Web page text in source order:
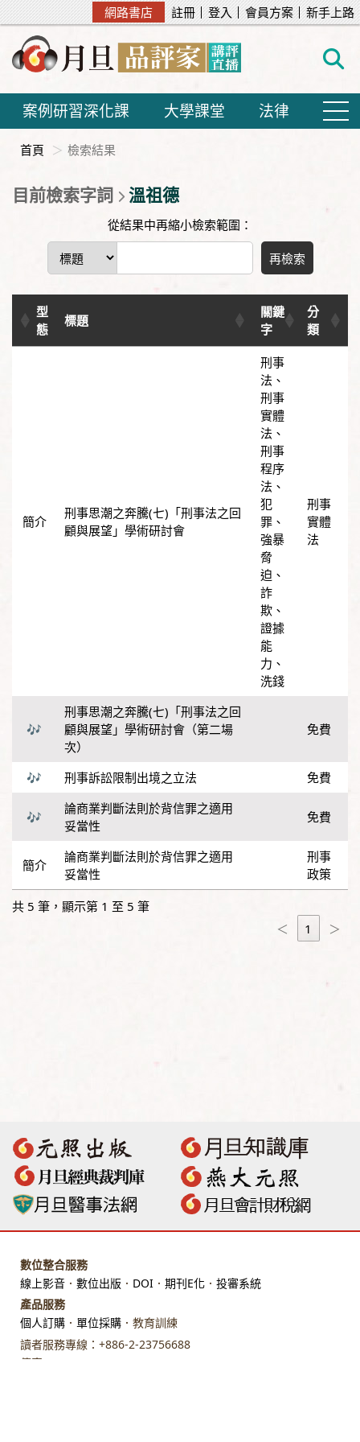
網路書店 註冊 登入 會員方案 新手上路
案例研習深化課 大學課堂 法律
首頁 檢索結果
目前檢索字詞 溫祖德
從結果中再縮小檢索範圍：
再檢索
型
態
標題
關鍵
字
分
類
刑事思潮之奔騰(七)「刑事法之回
顧與展望」學術研討會
刑事
法 、
刑事
實體
法 、
刑事
程序
法 、
犯
罪 、
強暴
脅
迫 、
詐
欺 、
證據
能
力 、
洗錢
刑事
實體
法
刑事思潮之奔騰(七)「刑事法之回
顧與展望」學術研討會（第二場
次）
免費
刑事訴訟限制出境之立法
免費
論商業判斷法則於背信罪之適用
妥當性
免費
論商業判斷法則於背信罪之適用
妥當性
刑事
政策
共 5 筆，顯示第 1 至 5 筆
＜
1 ＞
數位整合服務
線上影音 ． 數位出版 ． DOI ． 期刊E化 ． 投審系統
產品服務
個人訂購 ． 單位採購 ．教育訓練
讀者服務專線：+886-2-23756688
傳真：+886-2-23318496